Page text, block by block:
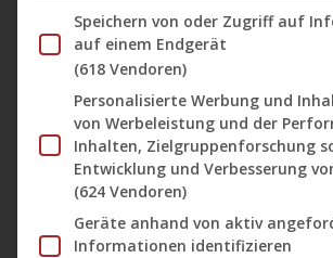
Westberliner Hochhäusern zwischen
Restaurants so weit entfernt wie von
sind Sinnbild der untergegangenen
der Lebensentwürfe ihrer Bewohner.
Einsamkeit leben hier Tür an Tür,
Straße und Ernst-Reuter-Platz.
Am Shakespeare-Platz lebt Lorenz
Im Folgenden finden Sie eine Liste
Speichern von oder Zugriff auf
auf einem Endgerät
(618 Vendoren)
Personalisierte Werbung und
von Werbeleistung und der
Inhalten, Zielgruppenforschung
Entwicklung und Verbesserung
(624 Vendoren)
Geräte anhand von aktiv
Informationen identifizieren